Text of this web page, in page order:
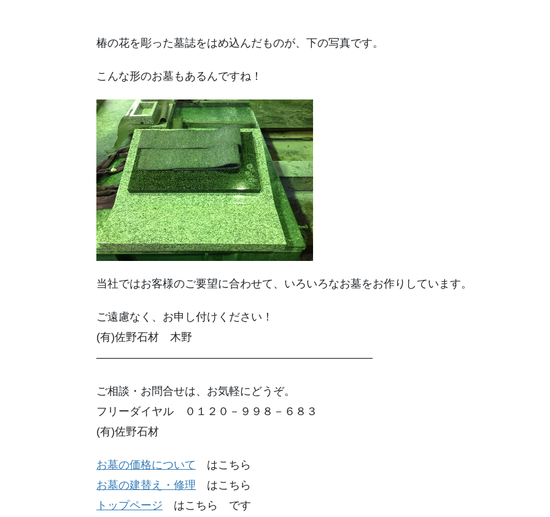
椿の花を彫った墓誌をはめ込んだものが、下の写真です。
こんな形のお墓もあるんですね！
当社ではお客様のご要望に合わせて、いろいろなお墓をお作りしています。
ご遠慮なく、お申し付けください！
(有)佐野石材 木野
—————————————————————————
ご相談・お問合せは、お気軽にどうぞ。
フリーダイヤル ０１２０－９９８－６８３
(有)佐野石材
お墓の価格について はこちら
お墓の建替え・修理 はこちら
トップページ はこちら です